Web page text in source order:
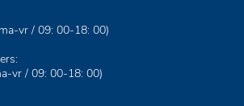
vr / 09: 00-18: 00)
vr / 09: 00-18: 00)